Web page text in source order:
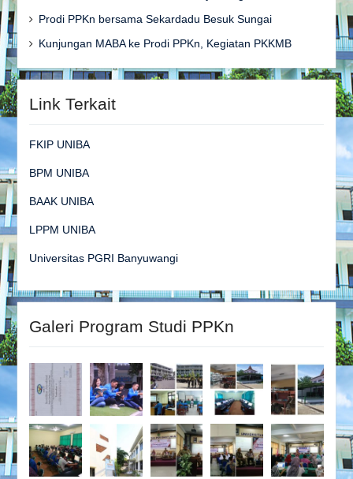
Prodi PPKn bersama Sekardadu Besuk Sungai
Kunjungan MABA ke Prodi PPKn, Kegiatan PKKMB
Link Terkait
FKIP UNIBA
BPM UNIBA
BAAK UNIBA
LPPM UNIBA
Universitas PGRI Banyuwangi
Galeri Program Studi PPKn